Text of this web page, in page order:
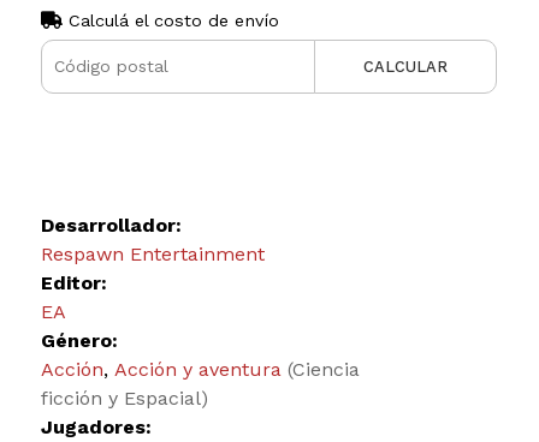
Calculá el costo de envío
CALCULAR
Desarrollador:
Respawn Entertainment
Editor:
EA
Género:
Acción, Acción y aventura (Ciencia
ficción y Espacial)
Jugadores: